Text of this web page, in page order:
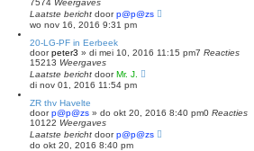
7574 Weergaves
Laatste bericht doorp@p@zs
wo nov 16, 2016 9:31 pm
20-LG-PF in Eerbeek
doorpeter3 » di mei 10, 2016 11:15 pm7 Reacties
15213 Weergaves
Laatste bericht doorMr. J.
di nov 01, 2016 11:54 pm
ZR thv Havelte
doorp@p@zs » do okt 20, 2016 8:40 pm0 Reacties
10122 Weergaves
Laatste bericht doorp@p@zs
do okt 20, 2016 8:40 pm